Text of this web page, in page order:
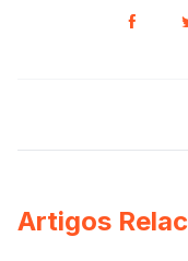
Artigos